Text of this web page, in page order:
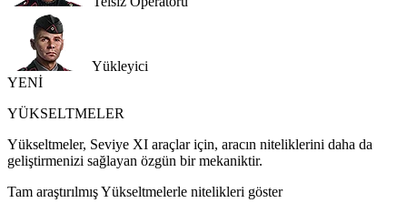
Yükleyici
YENİ
YÜKSELTMELER
Yükseltmeler, Seviye XI araçlar için, aracın niteliklerini daha da
geliştirmenizi sağlayan özgün bir mekaniktir.
Tam araştırılmış Yükseltmelerle nitelikleri göster